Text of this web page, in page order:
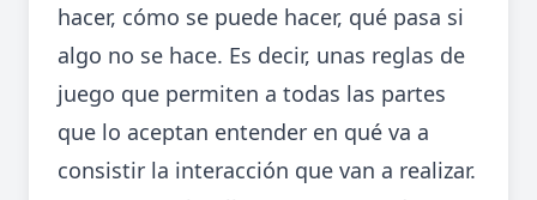
hacer, cómo se puede hacer, qué pasa si
algo no se hace. Es decir, unas reglas de
juego que permiten a todas las partes
que lo aceptan entender en qué va a
consistir la interacción que van a realizar.